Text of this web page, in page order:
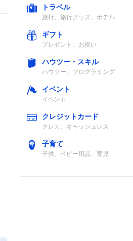
トラベル
旅行、旅行グッズ、ホテル
ギフト
プレゼント、お祝い
ハウツー・スキル
ハウツー、プログラミング
イベント
イベント
クレジットカード
クレカ、キャッシュレス
子育て
子供、ベビー用品、育児